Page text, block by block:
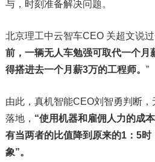
与，时刻准备解决问题。
北京理工中云智车CEO 关超文说
前，一辆无人车勉强可取代一个月
得搭进去一个月薪3万的工程师。 ”
由此，真机智能CEO刘智勇判断
落地， “使用机器和雇佣人力的成
有当两者的比值降到原来的1：5
象”。